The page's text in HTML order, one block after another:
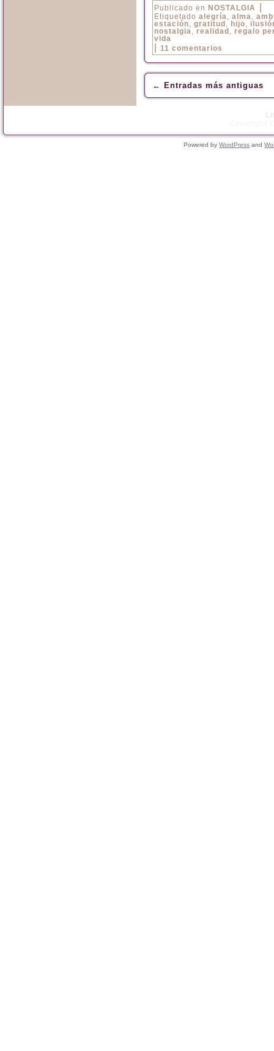
Publicado en NOSTALGIA
Etiquetado alegría, alma,
estación, gratitud , hijo,
nostalgia, realidad , regalo
vida
11 comentarios
← Entradas más antiguas
Powered byWordPress and